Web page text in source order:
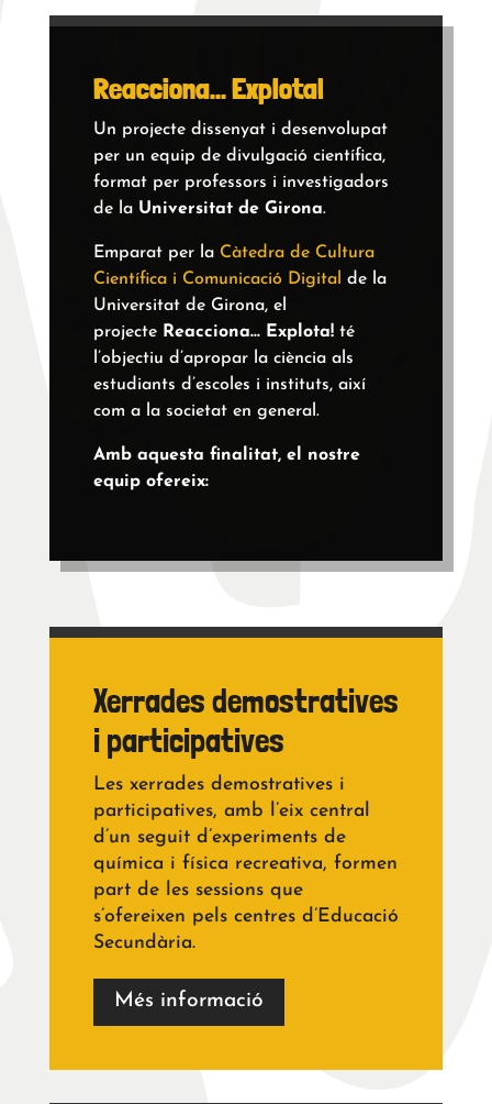
Reacciona... Explota!
Un projecte dissenyat i desenvolupat
per un equip de divulgació científica,
format per professors i investigadors
de la Universitat de Girona.
Emparat per la Càtedra de Cultura
Científica i Comunicació Digital de la
Universitat de Girona, el
projecte Reacciona… Explota!té
l’objectiu d’apropar la ciència als
estudiants d’escoles i instituts, així
com a la societat en general.
Amb aquesta finalitat, el nostre
equip ofereix:
Xerrades demostratives
i participatives
Les xerrades demostratives i
participatives, amb l’eix central
d’un seguit d’experiments de
química i física recreativa, formen
part de les sessions que
s’ofereixen pels centres d’Educació
Secundària.
Més informació